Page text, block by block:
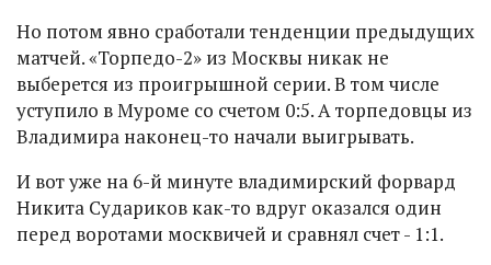
Но потом явно сработали тенденции предыдущих
матчей. «Торпедо-2» из Москвы никак не
выберется из проигрышной серии. В том числе
уступило в Муроме со счетом 0:5. А торпедовцы из
Владимира наконец-то начали выигрывать.
И вот уже на 6-й минуте владимирский форвард
Никита Судариков как-то вдруг оказался один
перед воротами москвичей и сравнял счет - 1:1.